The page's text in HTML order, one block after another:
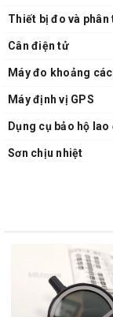
Thiết bị đo và
Cân điện tử
Máy đo khoảng
Máy định vị GPS
Dụng cụ bảo hộ lao
Sơn chịu nhiệt